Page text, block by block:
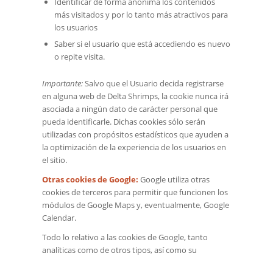
más visitados y por lo tanto más atractivos para
los usuarios
Saber si el usuario que está accediendo es nuevo
o repite visita.
Importante:Salvo que el Usuario decida registrarse
en alguna web de Delta Shrimps, la cookie nunca irá
asociada a ningún dato de carácter personal que
pueda identificarle. Dichas cookies sólo serán
utilizadas con propósitos estadísticos que ayuden a
la optimización de la experiencia de los usuarios en
el sitio.
Otras cookies de Google: Google utiliza otras
cookies de terceros para permitir que funcionen los
módulos de Google Maps y, eventualmente, Google
Calendar.
Todo lo relativo a las cookies de Google, tanto
analíticas como de otros tipos, así como su